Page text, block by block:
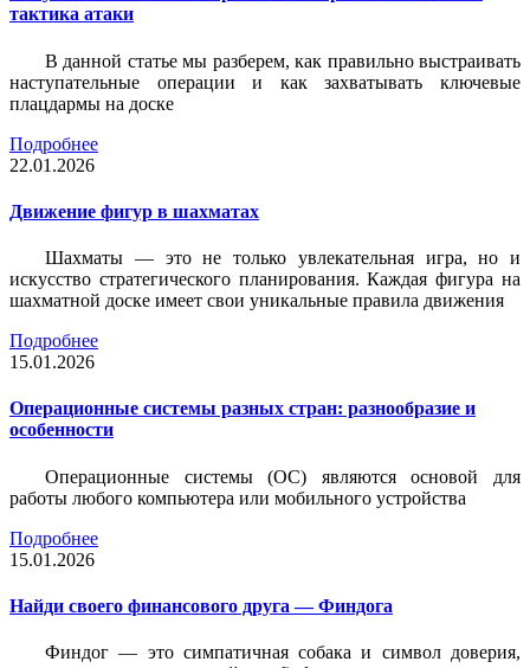
тактика атаки
В данной статье мы разберем, как правильно выстраивать
наступательные операции и как захватывать ключевые
плацдармы на доске
Подробнее
22.01.2026
Движение фигур в шахматах
Шахматы — это не только увлекательная игра, но и
искусство стратегического планирования. Каждая фигура на
шахматной доске имеет свои уникальные правила движения
Подробнее
15.01.2026
Операционные системы разных стран: разнообразие и
особенности
Операционные системы (ОС) являются основой для
работы любого компьютера или мобильного устройства
Подробнее
15.01.2026
Найди своего финансового друга — Финдога
Финдог — это симпатичная собака и символ доверия,